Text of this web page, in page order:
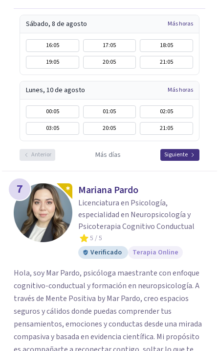
Sábado, 8 de agosto Más horas
16:05 17:05
18:05
19:05
20:05 21:05
Lunes, 10 de agosto Más horas
00:05 01:05
02:05
03:05
20:05 21:05
Anterior Más días Siguiente
7 Mariana Pardo
Licenciatura en Psicología,
especialidad en Neuropsicología y
Psicoterapia Cognitivo Conductual
5 / 5
Verificado
Terapia Online
Hola, soy Mar Pardo, psicóloga maestrante con enfoque
cognitivo-conductual y formación en neuropsicología. A
través de Mente Positiva by Mar Pardo, creo espacios
seguros y cálidos donde puedas comprender tus
pensamientos, emociones y conductas desde una mirada
compasiva y basada en evidencia científica. Mi propósito